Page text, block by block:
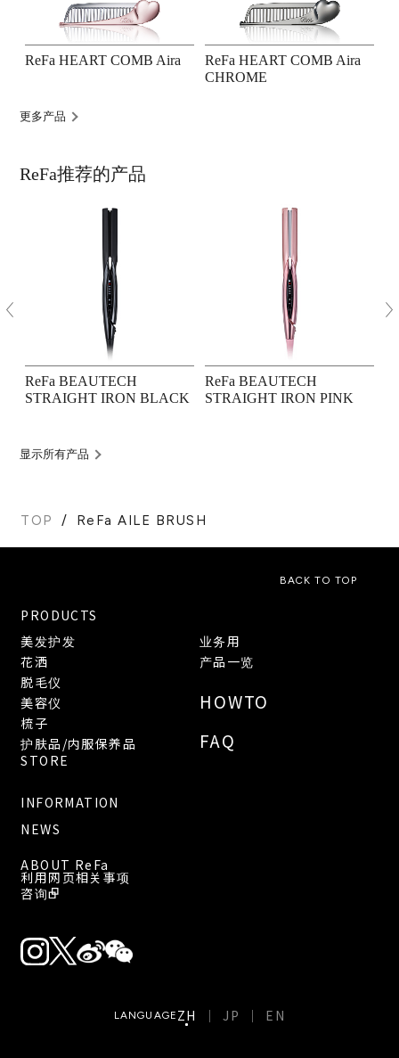
ReFa HEART COMB Aira
ReFa HEART COMB Aira
CHROME
更多产品
ReFa推荐的产品
ReFa BEAUTECH
STRAIGHT IRON BLACK
ReFa BEAUTECH
STRAIGHT IRON PINK
显示所有产品
TOP ReFa AILE BRUSH
BACK TO TOP
PRODUCTS
美发护发
花洒
脱毛仪
美容仪
梳子
护肤品/内服保养品
业务用
产品一览
HOWTO
FAQ
STORE
INFORMATION
NEWS
ABOUT ReFa
利用网页相关事项
咨询
LANGUAGE ZH JP EN